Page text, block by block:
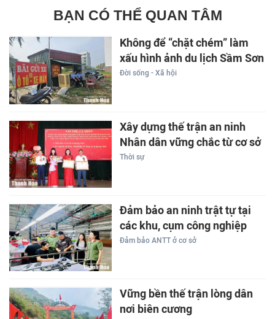
BẠN CÓ THỂ QUAN TÂM
Không để “chặt chém” làm
xấu hình ảnh du lịch Sầm Sơn
Đời sống - Xã hội
Xây dựng thế trận an ninh
Nhân dân vững chắc từ cơ sở
Thời sự
Đảm bảo an ninh trật tự tại
các khu, cụm công nghiệp
Đảm bảo ANTT ở cơ sở
Vững bền thế trận lòng dân
nơi biên cương